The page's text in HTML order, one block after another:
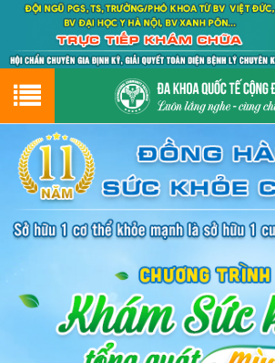
Hotline0243.9656.999tư vấn miễn phí
GIỚI THIỆU
GIỚI THIỆU VỀ PHÒNG KHÁM
CƠ SỞ VẬT CHẤT
ĐẶT HẸN LỊCH KHÁM
ĐƯỜNG TỚI PHÒNG KHÁM
PHỤ KHOA